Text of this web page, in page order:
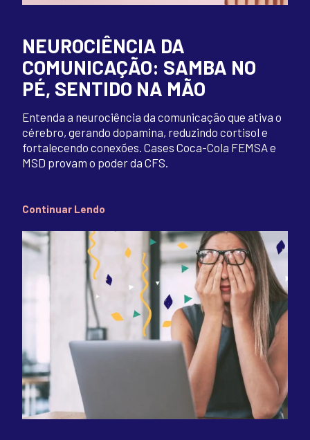
NEUROCIÊNCIA DA
COMUNICAÇÃO: SAMBA NO
PÉ, SENTIDO NA MÃO
Entenda a neurociência da comunicação que ativa o
cérebro, gerando dopamina, reduzindo cortisol e
fortalecendo conexões. Cases Coca-Cola FEMSA e
MSD provam o poder da CFS.
Continuar Lendo